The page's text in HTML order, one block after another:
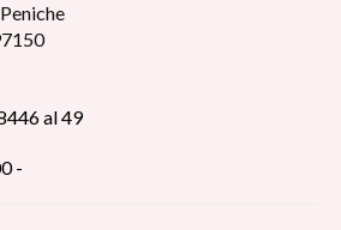
al 49
-